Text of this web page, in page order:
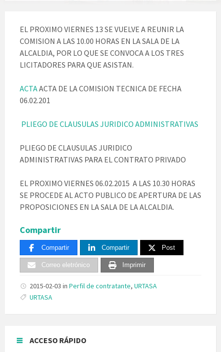
EL PROXIMO VIERNES 13 SE VUELVE A REUNIR LA
COMISION A LAS 10.00 HORAS EN LA SALA DE LA
ALCALDIA, POR LO QUE SE CONVOCA A LOS TRES
LICITADORES PARA QUE ASISTAN.
ACTAACTA DE LA COMISION TECNICA DE FECHA
06.02.201
PLIEGO DE CLAUSULAS JURIDICO ADMINISTRATIVAS
PLIEGO DE CLAUSULAS JURIDICO
ADMINISTRATIVAS PARA EL CONTRATO PRIVADO
EL PROXIMO VIERNES 06.02.2015 A LAS 10.30 HORAS
SE PROCEDE AL ACTO PUBLICO DE APERTURA DE LAS
PROPOSICIONES EN LA SALA DE LA ALCALDIA.
Compartir
Compartir Compartir Post
Correo eletrónico Imprimir
2015-02-03 in Perfil de contratante, URTASA
Tags:
URTASA
ACCESO RÁPIDO